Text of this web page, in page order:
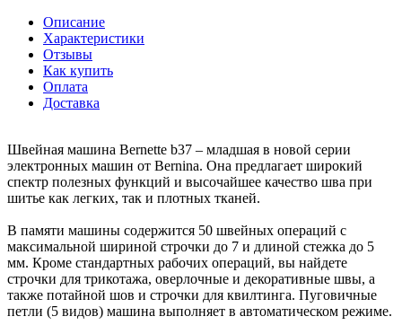
Описание
Характеристики
Отзывы
Как купить
Оплата
Доставка
Швейная машина Bernette b37 – младшая в новой серии
электронных машин от Bernina. Она предлагает широкий
спектр полезных функций и высочайшее качество шва при
шитье как легких, так и плотных тканей.
В памяти машины содержится 50 швейных операций с
максимальной шириной строчки до 7 и длиной стежка до 5
мм. Кроме стандартных рабочих операций, вы найдете
строчки для трикотажа, оверлочные и декоративные швы, а
также потайной шов и строчки для квилтинга. Пуговичные
петли (5 видов) машина выполняет в автоматическом режиме.